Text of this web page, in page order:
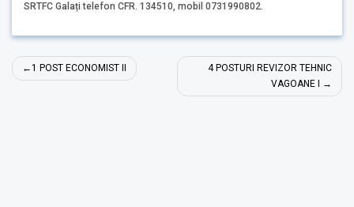
SRTFC Galați telefon CFR. 134510, mobil 0731990802.
Post
navigation
1 POST ECONOMIST II
4 POSTURI REVIZOR TEHNIC
VAGOANE I